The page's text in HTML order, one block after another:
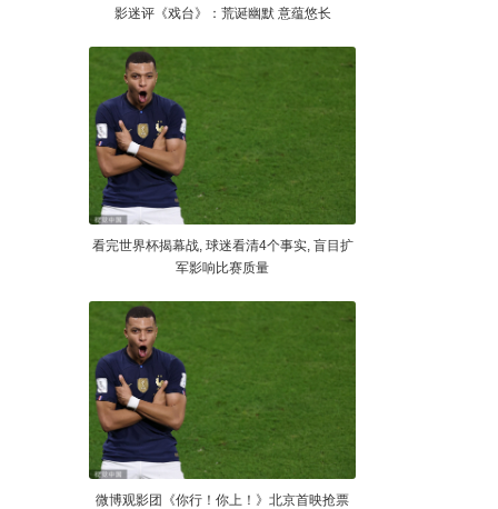
影迷评《戏台》：荒诞幽默 意蕴悠长
看完世界杯揭幕战, 球迷看清4个事实, 盲目扩
军影响比赛质量
微博观影团《你行！你上！》北京首映抢票